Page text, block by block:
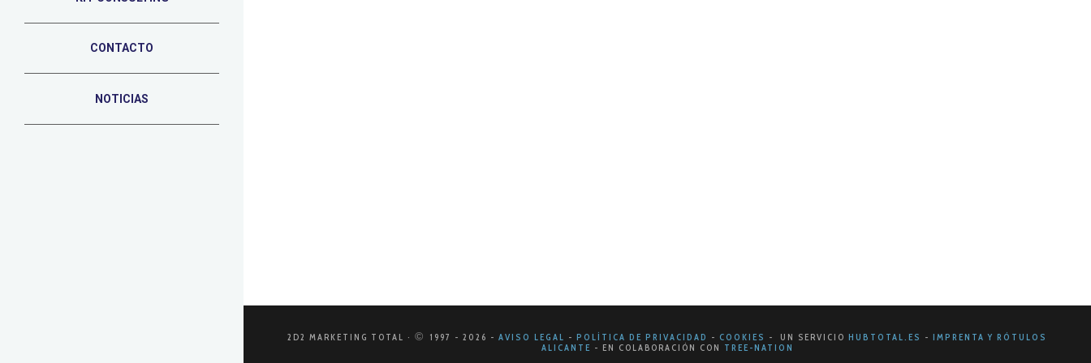
CONTACTO
NOTICIAS
2D2 MARKETING TOTAL · © 1997 - 2026 - AVISO LEGAL - POLÍTICA DE PRIVACIDAD - COOKIES - UN SERVICIO HUBTOTAL.ES - IMPRENTA Y RÓTULOS
ALICANTE - EN COLABORACIÓN CON TREE-NATION